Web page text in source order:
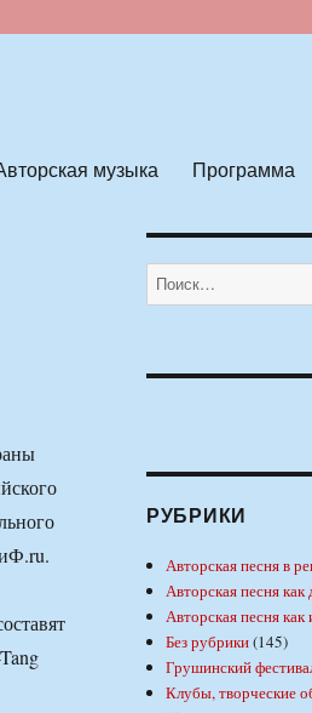
музыка Программа
Искать:
РУБРИКИ
Авторская песня в
Авторская песня
Авторская песня как
Без рубрики(145)
Грушинский
Клубы, творческие